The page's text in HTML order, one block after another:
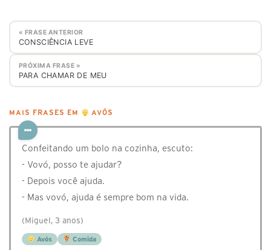
« FRASE ANTERIOR
CONSCIÊNCIA LEVE
PRÓXIMA FRASE »
PARA CHAMAR DE MEU
MAIS FRASES EM AVÓS
Confeitando um bolo na cozinha, escuto:
- Vovó, posso te ajudar?
- Depois você ajuda.
- Mas vovó, ajuda é sempre bom na vida.
(Miguel, 3 anos)
Avós Comida